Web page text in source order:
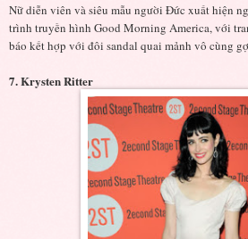
Nữ diễn viên và siêu mẫu người Đức xuất hiện
trình truyền hình Good Morning America, với
báo kết hợp với đôi sandal quai mảnh vô cùng
7. Krysten Ritter